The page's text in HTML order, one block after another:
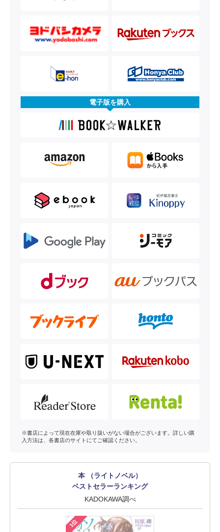
電子版を購入
※書店によって現在在庫や取り扱いがない場合がございます。詳しい購
入方法は、各書店のサイトにてご確認ください。
本 （ライトノベル）
ベストセラーランキング
KADOKAWA調べ
1位